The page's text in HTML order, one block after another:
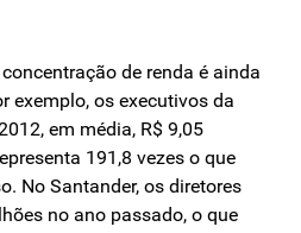
de renda é ainda
exemplo, os executivos da
em média, R$ 9,05
191,8 vezes o que
No Santander, os diretores
no ano passado, o que